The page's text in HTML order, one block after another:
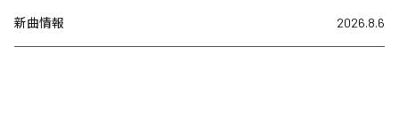
新曲情報 2026.8.6